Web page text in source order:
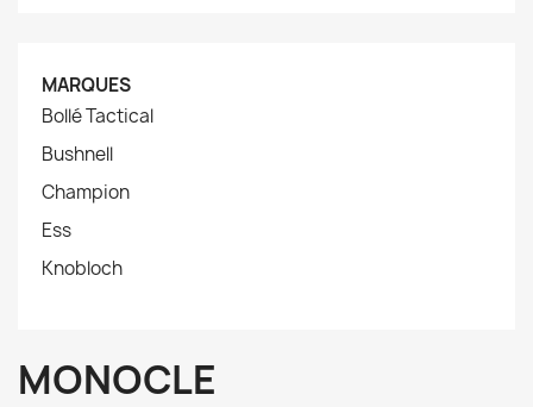
MARQUES
Bollé Tactical
Bushnell
Champion
Ess
Knobloch
MONOCLE